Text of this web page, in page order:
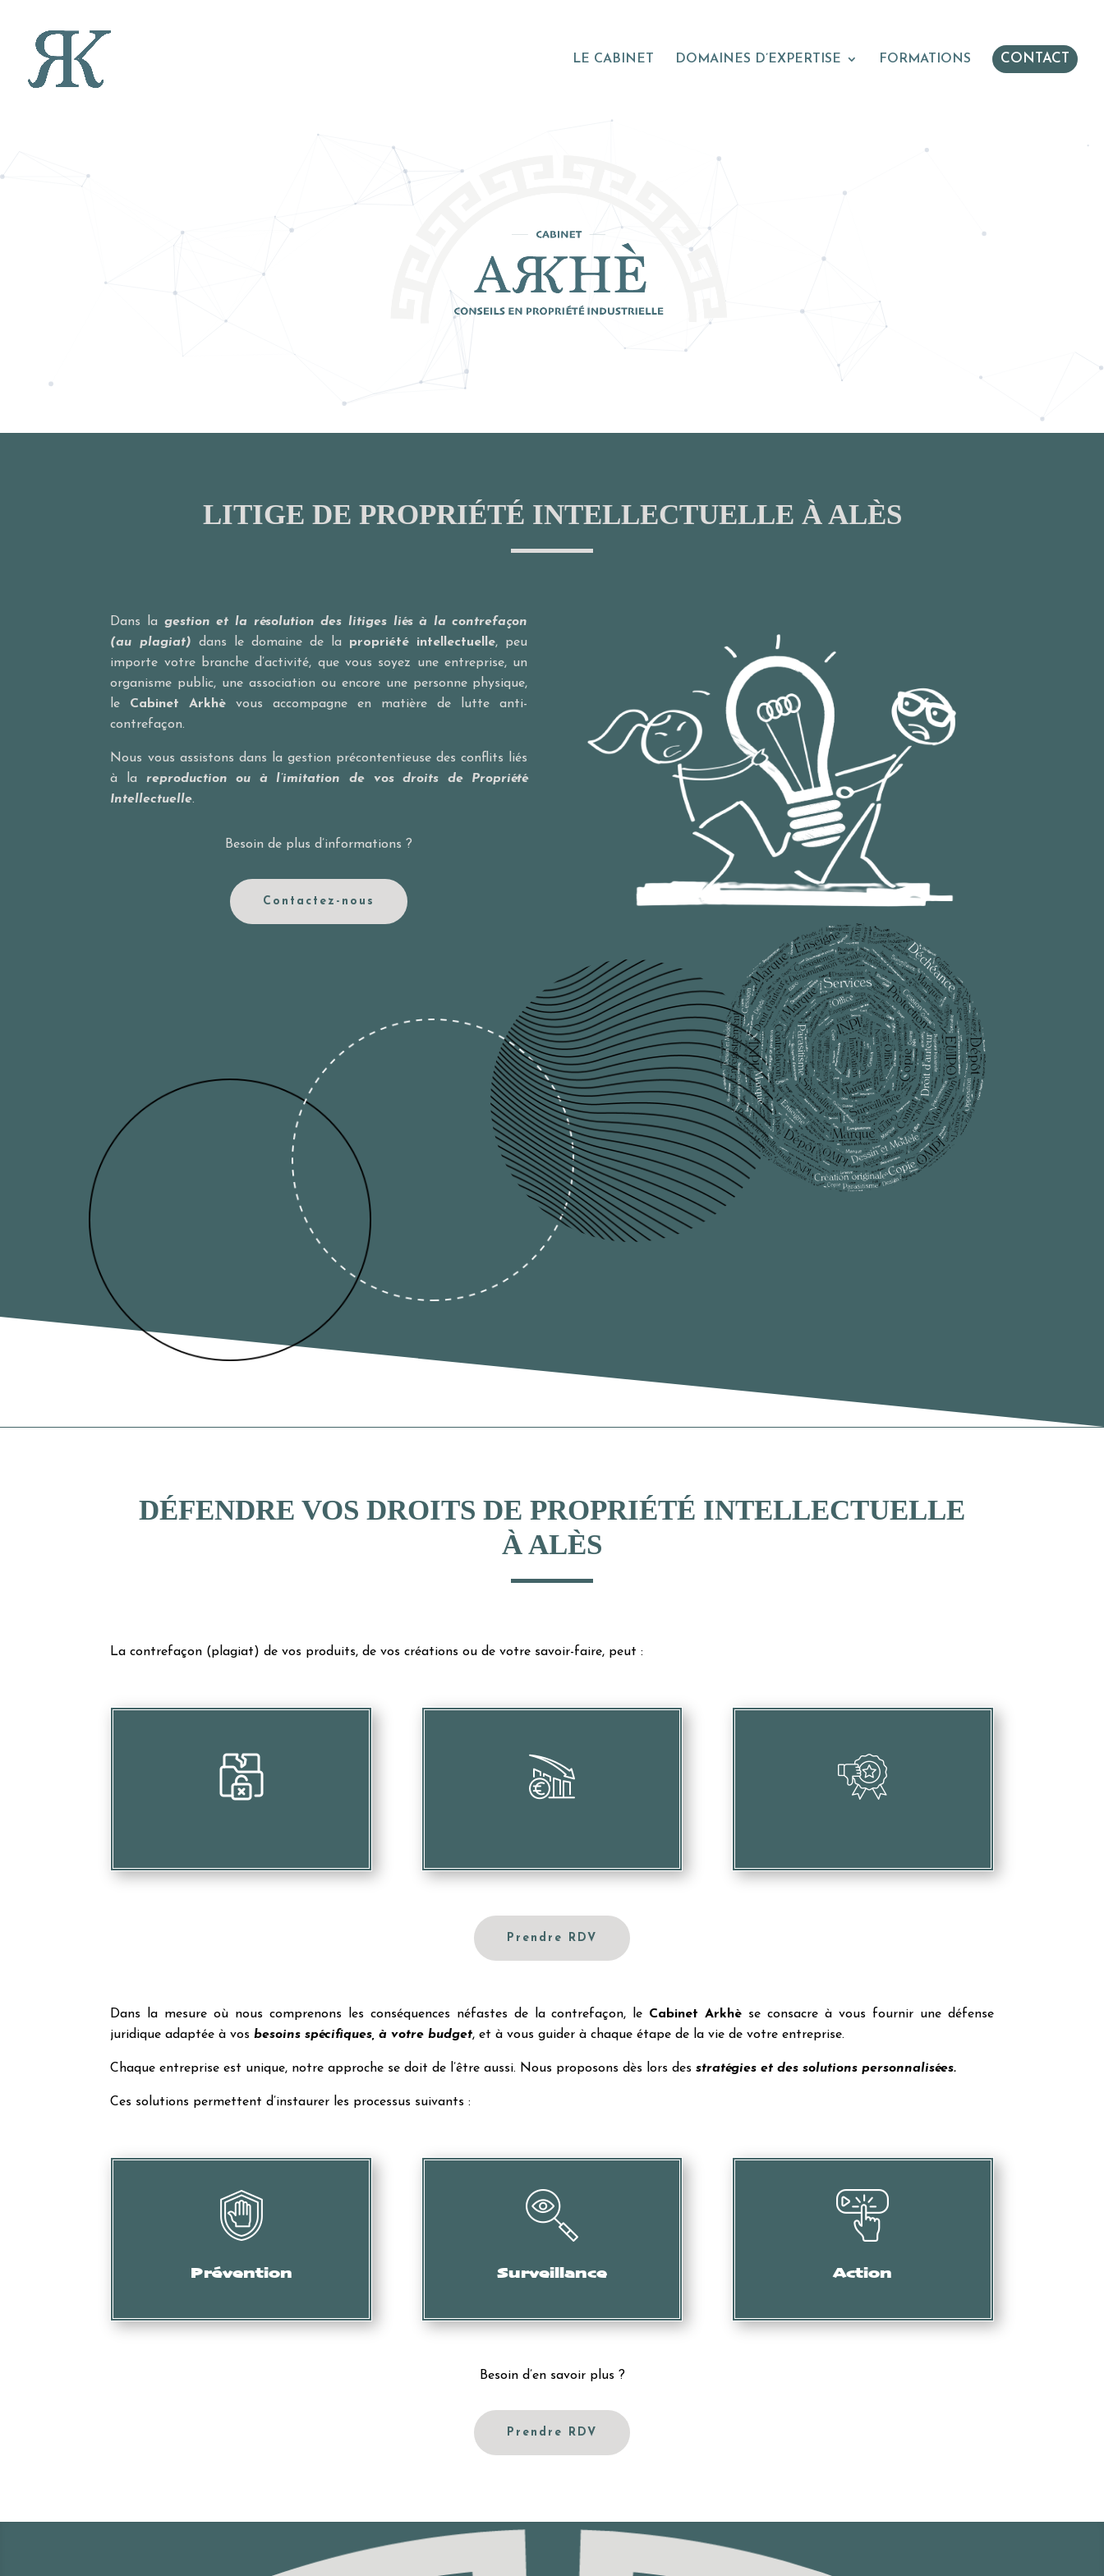
LE CABINET DOMAINES D’EXPERTISE FORMATIONS CONTACT
LITIGE DE PROPRIÉTÉ INTELLECTUELLE À ALÈS
Dans la gestion et la résolution des litiges liés à la contrefaçon
(au plagiat) dans le domaine de la propriété intellectuelle, peu
importe votre branche d’activité, que vous soyez une entreprise, un
organisme public, une association ou encore une personne physique,
le Cabinet Arkhè vous accompagne en matière de lutte anti-
contrefaçon.
Nous vous assistons dans la gestion précontentieuse des conflits liés
à la reproduction ou à l’imitation de vos droits de Propriété
Intellectuelle.
Besoin de plus d’informations ?
Contactez-nous
DÉFENDRE VOS DROITS DE PROPRIÉTÉ INTELLECTUELLE
À ALÈS
La contrefaçon (plagiat) de vos produits, de vos créations ou de votre savoir-faire, peut :
Mettre en péril vos investissements
Provoquer des pertes financières
importantes
Dégrader votre image et votre réputation
Prendre RDV
Dans la mesure où nous comprenons les conséquences néfastes de la contrefaçon, le Cabinet Arkhè se consacre à vous fournir une défense
juridique adaptée à vosbesoins spécifiques, à votre budget, et à vous guider à chaque étape de la vie de votre entreprise.
Chaque entreprise est unique, notre approche se doit de l’être aussi. Nous proposons dès lors desstratégies et des solutions personnalisées.
Ces solutions permettent d’instaurer les processus suivants :
Prévention
Audit, formation, etc.
Surveillance
Collecte d’informations, de preuves, etc.
Action
Mise en demeure, intervention des services
Besoin d’en savoir plus ?
Prendre RDV